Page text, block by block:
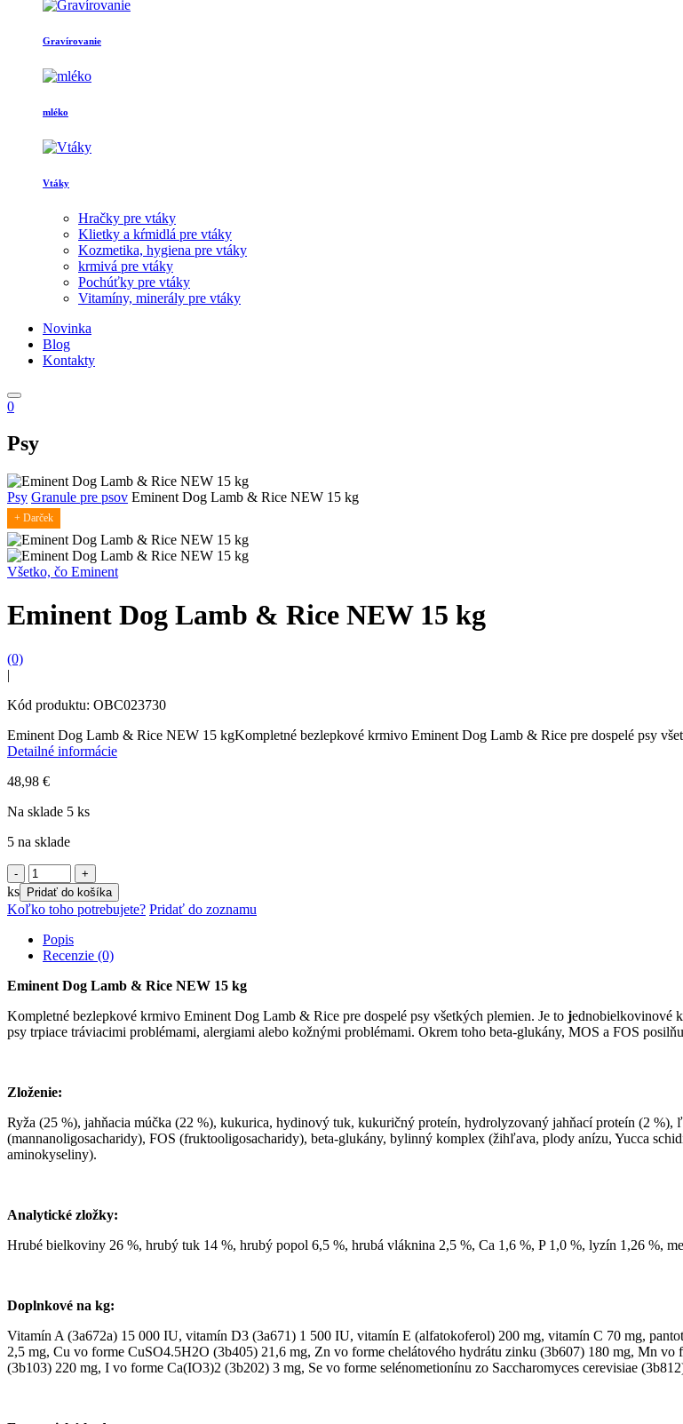
Gravírovanie
mléko
Vtáky
Hračky pre vtáky
Klietky a kŕmidlá pre vtáky
Kozmetika, hygiena pre vtáky
krmivá pre vtáky
Pochúťky pre vtáky
Vitamíny, minerály pre vtáky
Novinka
Blog
Kontakty
0
Psy
Psy Granule pre psov Eminent Dog Lamb & Rice NEW 15 kg
+ Darček
Všetko, čo Eminent
Eminent Dog Lamb & Rice NEW 15 kg
(0)
|
Kód produktu: OBC023730
Eminent Dog Lamb & Rice NEW 15 kgKompletné bezlepkové krmivo Eminent Dog Lamb & Rice pre dospelé psy
Detailné informácie
48,98 €
Na sklade 5 ks
5 na sklade
množstvo
Eminent
Dog
Lamb
Rice
15
ks Pridať do košíka
Koľko toho potrebujete? Pridať do zoznamu
Popis
Recenzie (0)
Eminent Dog Lamb & Rice NEW 15 kg
Kompletné bezlepkové krmivo Eminent Dog Lamb & Rice pre dospelé psy všetkých plemien. Je to jednobielkovinové
psy trpiace tráviacimi problémami, alergiami alebo kožnými problémami. Okrem toho beta-glukány, MOS a FOS
Zloženie:
Ryža (25 %), jahňacia múčka (22 %), kukurica, hydinový tuk, kukuričný proteín, hydrolyzovaný jahňací proteín (2
(mannanoligosacharidy), FOS (fruktooligosacharidy), beta-glukány, bylinný komplex (žihľava, plody anízu, Yucca
aminokyseliny).
Analytické zložky:
Hrubé bielkoviny 26 %, hrubý tuk 14 %, hrubý popol 6,5 %, hrubá vláknina 2,5 %, Ca 1,6 %, P 1,0 %, lyzín 1,26 %,
Doplnkové na kg:
Vitamín A (3a672a) 15 000 IU, vitamín D3 (3a671) 1 500 IU, vitamín E (alfatokoferol) 200 mg, vitamín C 70 mg,
2,5 mg, Cu vo forme CuSO4.5H2O (3b405) 21,6 mg, Zn vo forme chelátového hydrátu zinku (3b607) 180 mg, Mn
(3b103) 220 mg, I vo forme Ca(IO3)2 (3b202) 3 mg, Se vo forme selénometionínu zo Saccharomyces cerevisiae